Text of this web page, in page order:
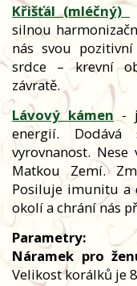
Křišťál (mléčný)
silnou
nás svou
srdce – krevní
závratě.
Lávový kámen -
energií.
vyrovnanost.
Matkou Zemí.
Posiluje imunitu a
okolí a chrání nás
Parametry:
Náramek pro
Velikost korálků je